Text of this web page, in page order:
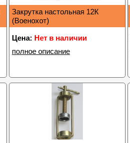
Закрутка настольная 12К
(Военохот)
Цена: Нет в наличии
полное описание